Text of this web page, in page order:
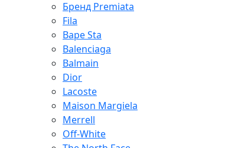
Бренд Premiata
Fila
Bape Sta
Balenciaga
Balmain
Dior
Lacoste
Maison Margiela
Merrell
Off-White